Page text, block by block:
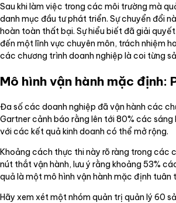
Sau khi làm việc trong các môi trường mà
danh mục đầu tư phát triển. Sự chuyển đổi
hoàn toàn thất bại. Sự hiểu biết đã giải
đến một lĩnh vực chuyên môn, trách nhiệm
các chương trình doanh nghiệp là coi từng
Mô hình vận hành mặc định:
Đa số các doanh nghiệp đã vận hành các
Gartner cảnh báo rằng lên tới 80% các
với các kết quả kinh doanh có thể mở rộng.
Khoảng cách thực thi này rõ ràng trong các
nút thắt vận hành, lưu ý rằng khoảng 53%
quả là một mô hình vận hành mặc định
Hãy xem xét một nhóm quản trị quản lý 60